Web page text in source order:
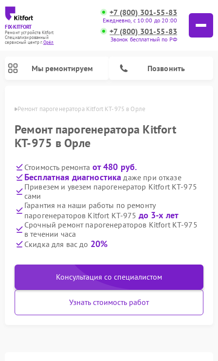
FIX-KITFORT
Ремонт устройств Kitfort
Специализированный
cервисный центр г.Орёл
+7 (800) 301-55-83
Ежедневно, с 10:00 до 20:00
+7 (800) 301-55-83
Звонок бесплатный по РФ
Мы ремонтируем Позвонить
Ремонт парогенератора Kitfort КТ-975 в Орле
Ремонт парогенератора Kitfort
КТ-975 в Орле
Стоимость ремонта от 480 руб.
Бесплатная диагностика даже при отказе
Привезем и увезем парогенератор Kitfort КТ-975
сами
Гарантия на наши работы по ремонту
парогенераторов Kitfort КТ-975 до 3-х лет
Срочный ремонт парогенераторов Kitfort КТ-975
в течении часа
Скидка для вас до 20%
Консультация со специалистом
Узнать стоимость работ